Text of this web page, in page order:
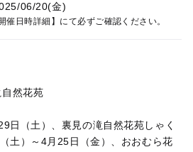
06/20(金)
催日時詳細】にて必ずご確認ください。
然花苑
日（土）、裏見の滝自然花苑しゃく
土）～4月25日（金）、おおむら花